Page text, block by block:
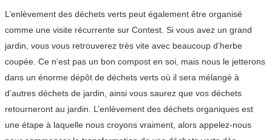
L’enlèvement des déchets verts peut également être organisé
comme une visite récurrente sur Contest. Si vous avez un grand
jardin, vous vous retrouverez très vite avec beaucoup d’herbe
coupée. Ce n’est pas un bon compost en soi, mais nous le jetterons
dans un énorme dépôt de déchets verts où il sera mélangé à
d’autres déchets de jardin, ainsi vous saurez que vos déchets
retourneront au jardin. L’enlèvement des déchets organiques est
une étape à laquelle nous croyons vraiment, alors appelez-nous